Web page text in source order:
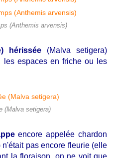
(Anthemis arvensis)
hérissée (Malva setigera)
espaces en friche ou les
(Malva setigera)
encore appelée chardon
pas encore fleurie (elle